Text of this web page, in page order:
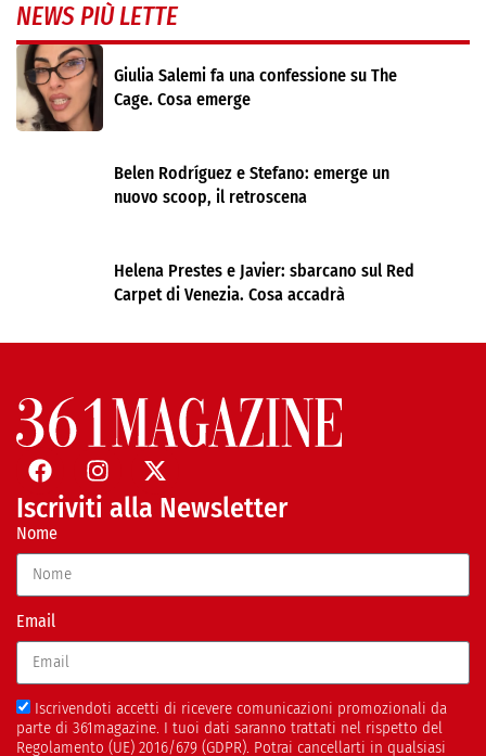
NEWS PIÙ LETTE
Giulia Salemi fa una confessione su The
Cage. Cosa emerge
Belen Rodríguez e Stefano: emerge un
nuovo scoop, il retroscena
Helena Prestes e Javier: sbarcano sul Red
Carpet di Venezia. Cosa accadrà
Iscriviti alla Newsletter
Nome
Email
Iscrivendoti accetti di ricevere comunicazioni promozionali da
parte di 361magazine. I tuoi dati saranno trattati nel rispetto del
Regolamento (UE) 2016/679 (GDPR). Potrai cancellarti in qualsiasi